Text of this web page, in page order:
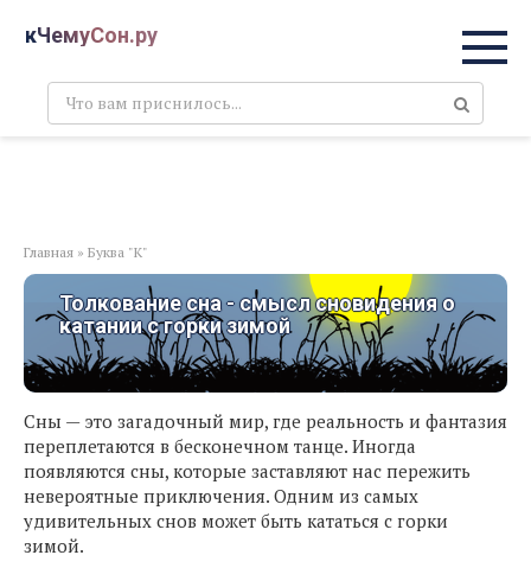
кЧемуСон.ру
Поиск:
Главная » Буква "К"
Толкование сна - смысл сновидения о
катании с горки зимой
Сны — это загадочный мир, где реальность и фантазия
переплетаются в бесконечном танце. Иногда
появляются сны, которые заставляют нас пережить
невероятные приключения. Одним из самых
удивительных снов может быть кататься с горки
зимой.